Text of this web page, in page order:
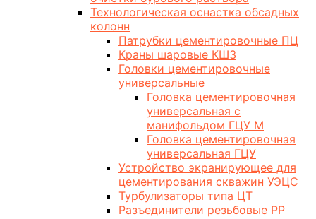
Технологическая оснастка обсадных
колонн
Патрубки цементировочные ПЦ
Краны шаровые КШЗ
Головки цементировочные
универсальные
Головка цементировочная
универсальная с
манифольдом ГЦУ М
Головка цементировочная
универсальная ГЦУ
Устройство экранирующее для
цементирования скважин УЭЦС
Турбулизаторы типа ЦТ
Разъединители резьбовые РР